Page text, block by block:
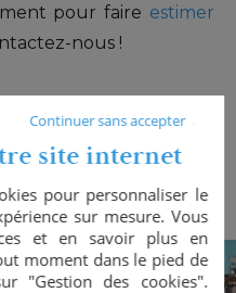
pour faire estimer
nous !
actualités...
Continuer sans accepter
site internet
pour personnaliser le
sur mesure. Vous
et en savoir plus en
moment dans le pied de
"Gestion des cookies".